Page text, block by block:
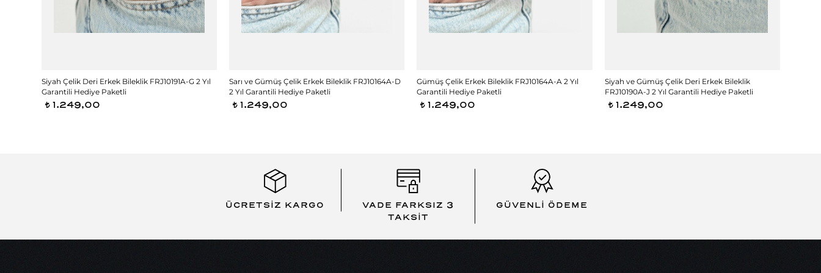
Siyah Çelik Deri Erkek Bileklik FRJ10191A-G 2 Yıl
Garantili Hediye Paketli
t1.249,00
Sarı ve Gümüş Çelik Erkek Bileklik FRJ10164A-D
2 Yıl Garantili Hediye Paketli
t1.249,00
Gümüş Çelik Erkek Bileklik FRJ10164A-A 2 Yıl
Garantili Hediye Paketli
t1.249,00
Siyah ve Gümüş Çelik Deri Erkek Bileklik
FRJ10190A-J 2 Yıl Garantili Hediye Paketli
t1.249,00
ÜCRETSİZ KARGO
VADE FARKSIZ 3
TAKSİT
GÜVENLİ ÖDEME